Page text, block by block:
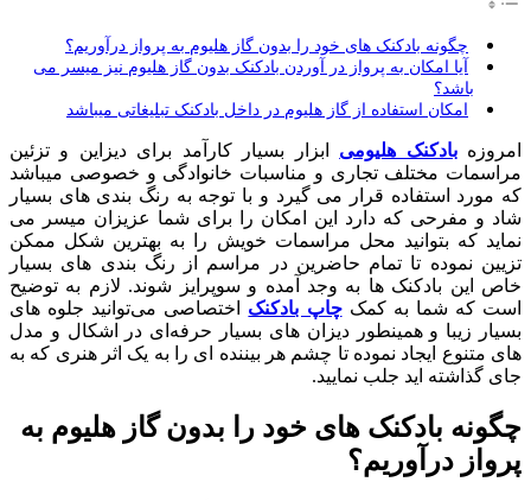
چگونه بادکنک های خود را بدون گاز هلیوم به پرواز درآوریم؟
آیا امکان به پرواز در آوردن بادکنک بدون گاز هلیوم نیز میسر می
باشد؟
امکان استفاده از گاز هلیوم در داخل بادکنک تبلیغاتی میباشد
امروزهبادکنک هلیومی ابزار بسیار کارآمد برای دیزاین و تزئین
مراسمات مختلف تجاری و مناسبات خانوادگی و خصوصی میباشد
که مورد استفاده قرار می گیرد و با توجه به رنگ بندی های بسیار
شاد و مفرحی که دارد این امکان را برای شما عزیزان میسر می
نماید که بتوانید محل مراسمات خویش را به بهترین شکل ممکن
تزیین نموده تا تمام حاضرین در مراسم از رنگ بندی های بسیار
خاص این بادکنک ها به وجد آمده و سوپرایز شوند. لازم به توضیح
است که شما به کمکچاپ بادکنک اختصاصی می‌توانید جلوه های
بسیار زیبا و همینطور دیزان های بسیار حرفه‌ای در اشکال و مدل
های متنوع ایجاد نموده تا چشم هر بیننده ای را به یک اثر هنری که به
جای گذاشته اید جلب نمایید.
چگونه بادکنک های خود را بدون گاز هلیوم به
پرواز درآوریم؟